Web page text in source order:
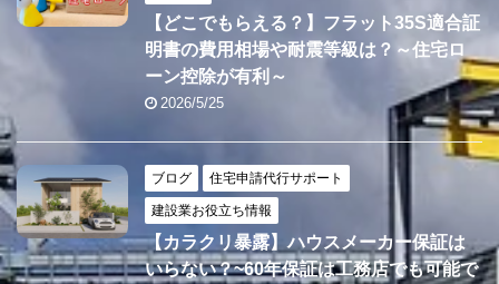
【どこでもらえる？】フラット35S適合証
明書の費用相場や耐震等級は？～住宅ロ
ーン控除が有利～
2026/5/25
ブログ 住宅申請代行サポート
建設業お役立ち情報
【カラクリ暴露】ハウスメーカー保証は
いらない？~60年保証は工務店でも可能で